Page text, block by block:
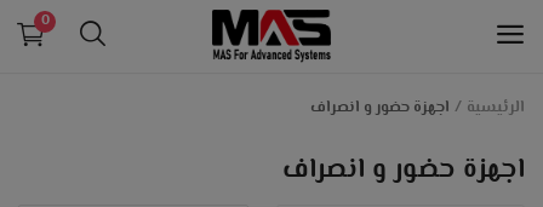
0
الرئيسية اجهزة حضور و انصراف
اجهزة حضور و انصراف